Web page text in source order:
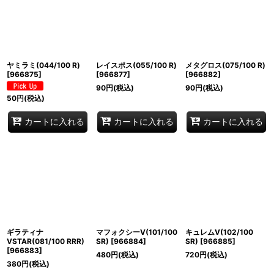
ヤミラミ(044/100 R)
[966875]
50円(税込)
カートに入れる
レイスポス(055/100 R)
[966877]
90円(税込)
カートに入れる
メタグロス(075/100 R)
[966882]
90円(税込)
カートに入れる
ギラティナ
VSTAR(081/100 RRR)
[966883]
380円(税込)
マフォクシーV(101/100
SR) [966884]
480円(税込)
キュレムV(102/100
SR) [966885]
720円(税込)